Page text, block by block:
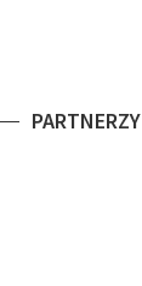
PARTNERZY